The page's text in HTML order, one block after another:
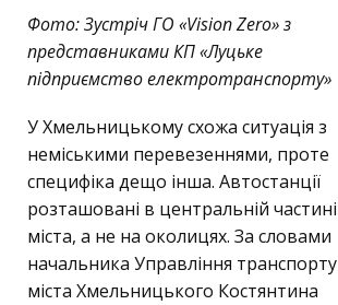
Фото: Зустріч ГО «Vision Zero» з
представниками КП «Луцьке
підприємство електротранспорту»
У Хмельницькому схожа ситуація з
неміськими перевезеннями, проте
специфіка дещо інша. Автостанції
розташовані в центральній частині
міста, а не на околицях. За словами
начальника Управління транспорту
міста Хмельницького Костянтина